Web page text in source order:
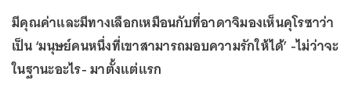
มีคุณค่าและมีทางเลือกเหมือนกับที่อาดาจิมองเห็นคุโรซาว่า
เป็น ‘มนุษย์คนหนึ่งที่เขาสามารถมอบความรักให้ได้’ -ไม่ว่าจะ
ในฐานะอะไร- มาตั้งแต่แรก